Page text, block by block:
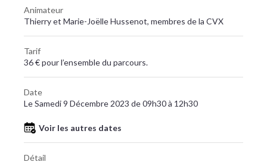
Animateur
Thierry et Marie-Joëlle Hussenot, membres de la CVX
Tarif
36 € pour l’ensemble du parcours.
Date
Le Samedi 9 Décembre 2023 de 09h30 à 12h30
Voir les autres dates
Détail